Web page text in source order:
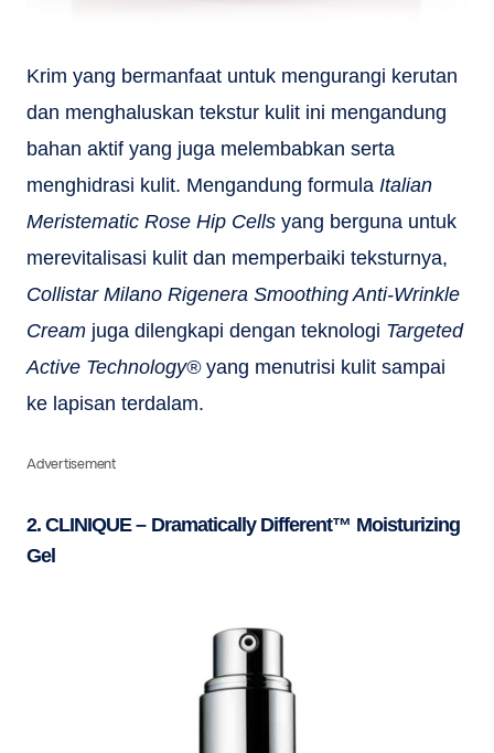
Krim yang bermanfaat untuk mengurangi kerutan
dan menghaluskan tekstur kulit ini mengandung
bahan aktif yang juga melembabkan serta
menghidrasi kulit. Mengandung formula Italian
Meristematic Rose Hip Cells yang berguna untuk
merevitalisasi kulit dan memperbaiki teksturnya,
Collistar Milano Rigenera Smoothing Anti-Wrinkle
Cream juga dilengkapi dengan teknologi Targeted
Active Technology® yang menutrisi kulit sampai
ke lapisan terdalam.
Advertisement
2. CLINIQUE – Dramatically Different™ Moisturizing
Gel